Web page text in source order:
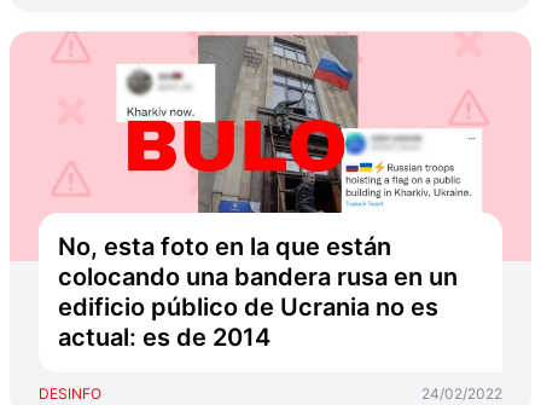
No, esta foto en la que están
colocando una bandera rusa en un
edificio público de Ucrania no es
actual: es de 2014
DESINFO 24/02/2022